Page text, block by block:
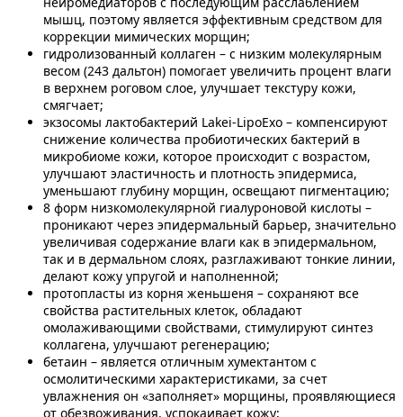
мышц, поэтому является эффективным средством для
коррекции мимических морщин;
гидролизованный коллаген – с низким молекулярным
весом (243 дальтон) помогает увеличить процент влаги
в верхнем роговом слое, улучшает текстуру кожи,
смягчает;
экзосомы лактобактерий Lakei-LipoExo – компенсируют
снижение количества пробиотических бактерий в
микробиоме кожи, которое происходит с возрастом,
улучшают эластичность и плотность эпидермиса,
уменьшают глубину морщин, освещают пигментацию;
8 форм низкомолекулярной гиалуроновой кислоты –
проникают через эпидермальный барьер, значительно
увеличивая содержание влаги как в эпидермальном,
так и в дермальном слоях, разглаживают тонкие линии,
делают кожу упругой и наполненной;
протопласты из корня женьшеня – сохраняют все
свойства растительных клеток, обладают
омолаживающими свойствами, стимулируют синтез
коллагена, улучшают регенерацию;
бетаин – является отличным хумектантом с
осмолитическими характеристиками, за счет
увлажнения он «заполняет» морщины, проявляющиеся
от обезвоживания, успокаивает кожу;